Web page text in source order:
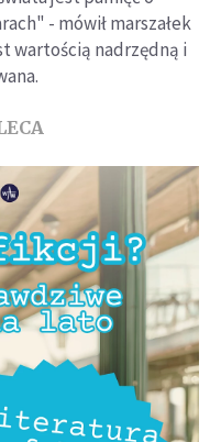
- mówił marszałek
wartością nadrzędną i